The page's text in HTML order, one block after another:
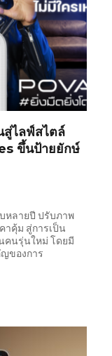
สู่ไลฟ์สไตล์
ขึ้นป้ายยักษ์
หลายปี ปรับภาพ
คุ้ม สู่การเป็น
นรุ่นใหม่ โดยมี
ญของการ